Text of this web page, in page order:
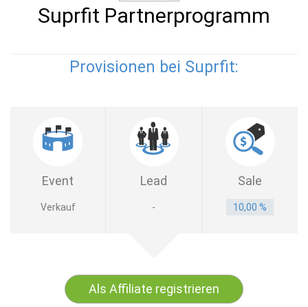
Suprfit Partnerprogramm
Provisionen bei Suprfit:
Event Lead Sale
Verkauf - 10,00 %
Als Affiliate registrieren